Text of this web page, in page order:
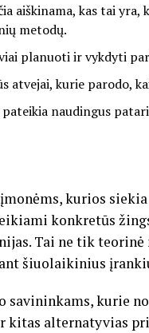
aiškinama, kas tai
metodų.
planuoti ir vykdyti
atvejai, kurie parodo,
naudingus
kurios
konkretūs
Tai ne tik
šiuolaikinius
savininkams, kurie
alternatyvias